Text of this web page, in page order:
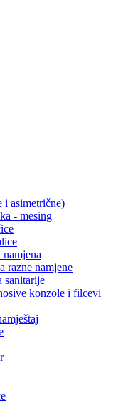
i asimetrične)
- mesing
razne namjene
sanitarije
konzole i filcevi